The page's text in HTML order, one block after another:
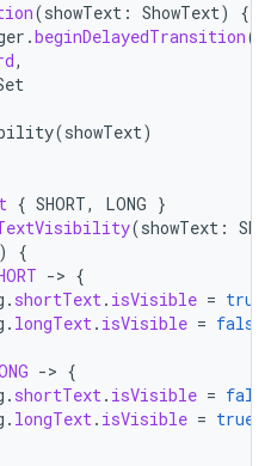
(showText : ShowText)
{
.beginDelayedTransition(
,
(showText)
{ SHORT, LONG }
(showText :
)
{
-> {
. shortText. isVisible = true
. longText. isVisible = false
-> {
. shortText. isVisible =
. longText. isVisible = true